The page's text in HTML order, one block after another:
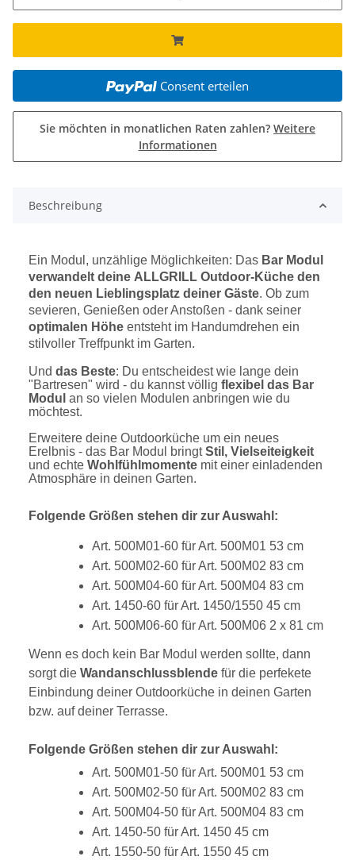
Consent erteilen
Sie möchten in monatlichen Raten zahlen? Weitere
Informationen
Beschreibung
Ein Modul, unzählige Möglichkeiten: Das Bar Modul
verwandelt deine ALLGRILL Outdoor-Küche den
den neuen Lieblingsplatz deiner Gäste. Ob zum
sevieren, Genießen oder Anstoßen - dank seiner
optimalen Höhe entsteht im Handumdrehen ein
stilvoller Treffpunkt im Garten.
Und das Beste: Du entscheidest wie lange dein
"Bartresen" wird - du kannst völlig flexibel das Bar
Modul an so vielen Modulen anbringen wie du
möchtest.
Erweitere deine Outdoorküche um ein neues
Erelbnis - das Bar Modul bringtStil, Vielseiteigkeit
und echte Wohlfühlmomente mit einer einladenden
Atmosphäre in deinen Garten.
Folgende Größen stehen dir zur Auswahl:
Art. 500M01-60 für Art. 500M01 53 cm
Art. 500M02-60 für Art. 500M02 83 cm
Art. 500M04-60 für Art. 500M04 83 cm
Art. 1450-60 für Art. 1450/1550 45 cm
Art. 500M06-60 für Art. 500M06 2 x 81 cm
Wenn es doch kein Bar Modul werden sollte, dann
sorgt die Wandanschlussblende für die perfekete
Einbindung deiner Outdoorküche in deinen Garten
bzw. auf deiner Terrasse.
Folgende Größen stehen dir zur Auswahl:
Art. 500M01-50 für Art. 500M01 53 cm
Art. 500M02-50 für Art. 500M02 83 cm
Art. 500M04-50 für Art. 500M04 83 cm
Art. 1450-50 für Art. 1450 45 cm
Art. 1550-50 für Art. 1550 45 cm